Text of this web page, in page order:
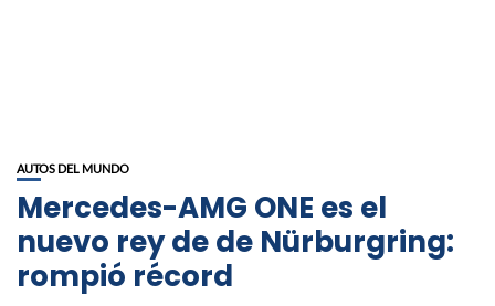
AUTOS DEL MUNDO
Mercedes-AMG ONE es el
nuevo rey de de Nürburgring:
rompió récord